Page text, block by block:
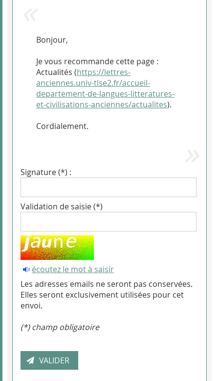
Bonjour,
Je vous recommande cette page :
Actualités (https://lettres-
anciennes.univ-tlse2.fr/accueil-
departement-de-langues-litteratures-
et-civilisations-anciennes/actualites).
Cordialement.
Signature (*) :
Validation de saisie (*)
écoutez le mot à saisir
Les adresses emails ne seront pas conservées.
Elles seront exclusivement utilisées pour cet
envoi.
(*) champ obligatoire